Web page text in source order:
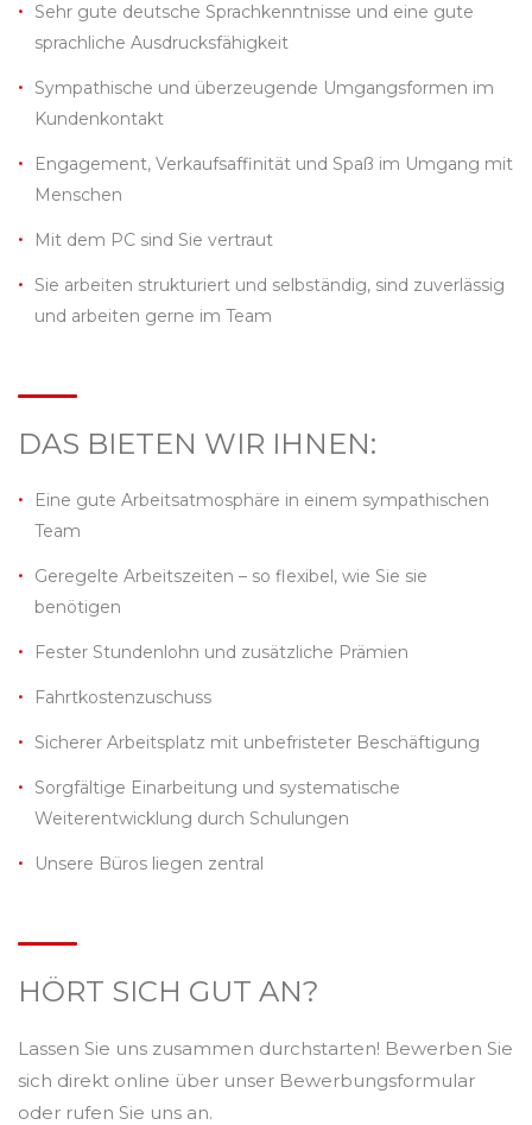
Sehr gute deutsche Sprachkenntnisse und eine gute
sprachliche Ausdrucksfähigkeit
Sympathische und überzeugende Umgangsformen im
Kundenkontakt
Engagement, Verkaufsaffinität und Spaß im Umgang mit
Menschen
Mit dem PC sind Sie vertraut
Sie arbeiten strukturiert und selbständig, sind zuverlässig
und arbeiten gerne im Team
DAS BIETEN WIR IHNEN:
Eine gute Arbeitsatmosphäre in einem sympathischen
Team
Geregelte Arbeitszeiten – so flexibel, wie Sie sie
benötigen
Fester Stundenlohn und zusätzliche Prämien
Fahrtkostenzuschuss
Sicherer Arbeitsplatz mit unbefristeter Beschäftigung
Sorgfältige Einarbeitung und systematische
Weiterentwicklung durch Schulungen
Unsere Büros liegen zentral
HÖRT SICH GUT AN?
Lassen Sie uns zusammen durchstarten! Bewerben Sie
sich direkt online über unser Bewerbungsformular
oder rufen Sie uns an.